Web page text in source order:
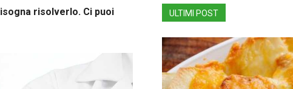
risolverlo. Ci puoi
ULTIMI POST